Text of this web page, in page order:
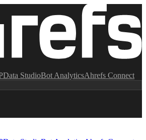
Data StudioBot AnalyticsAhrefs Connect